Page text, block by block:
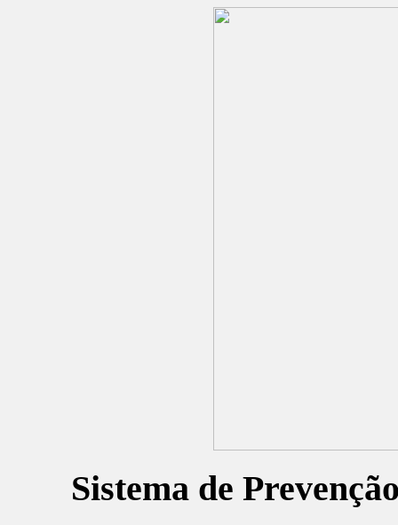
Sistema de